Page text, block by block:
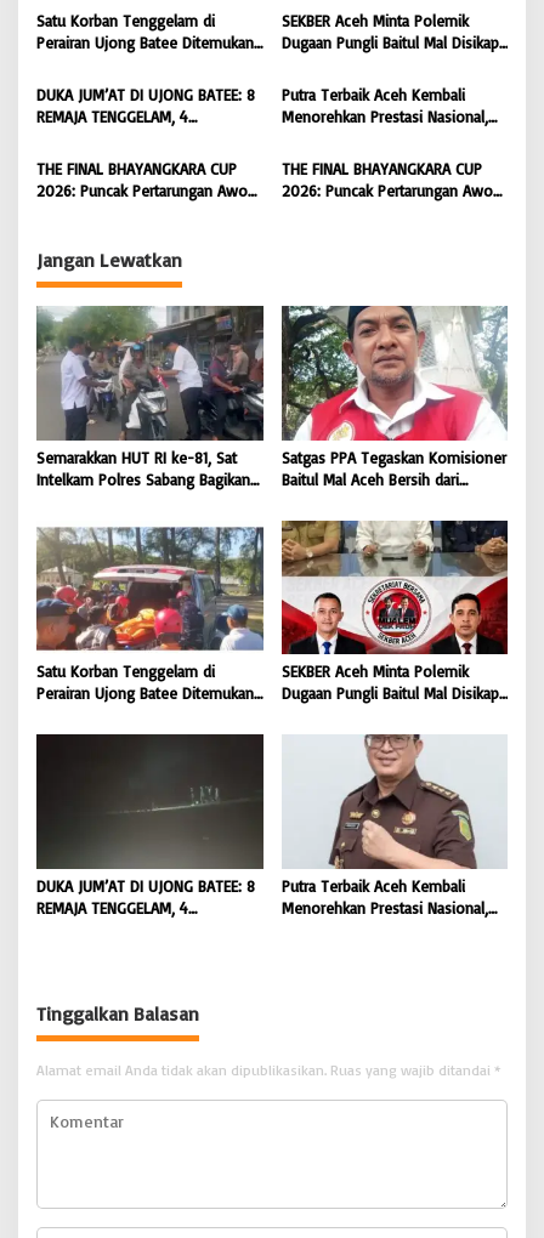
p
o
s
Masyarakat |
BONGKAR’Perkara.com
Masyarakat Diminta Hentikan
Penyebaran Hoaks | BONGKAR
‘Perkara.com
Satu Korban Tenggelam di
Perairan Ujong Batee Ditemukan,
Pencarian Satu Korban Lain |
BONGKAR ‘Perkara.com
SEKBER Aceh Minta Polemik
Dugaan Pungli Baitul Mal Disikapi
Hukum terhadap Oknum |
BONGKAR ‘Perkara.com
DUKA JUM’AT DI UJONG BATEE: 8
REMAJA TENGGELAM, 4
DICARI | BONGKAR ‘Perkara.com
Putra Terbaik Aceh Kembali
Menorehkan Prestasi Nasional,
Dipromosikan Menjadi
Koordinator JAM Pidum
THE FINAL BHAYANGKARA CUP
2026: Puncak Pertarungan Awon
Mengguncang Stadion Widya
Manggala Krida
THE FINAL BHAYANGKARA CUP
2026: Puncak Pertarungan Awon
Jangan Lewatkan
Semarakkan HUT RI ke-81, Sat
Intelkam Polres Sabang Bagikan
Masyarakat |
BONGKAR’Perkara.com
Satgas PPA Tegaskan Komisioner
Baitul Mal Aceh Bersih dari
Masyarakat Diminta Hentikan
Penyebaran Hoaks | BONGKAR
‘Perkara.com
Satu Korban Tenggelam di
Perairan Ujong Batee Ditemukan,
Pencarian Satu Korban Lain |
SEKBER Aceh Minta Polemik
Dugaan Pungli Baitul Mal Disikapi
Hukum terhadap Oknum |
BONGKAR ‘Perkara.com
DUKA JUM’AT DI UJONG BATEE: 8
REMAJA TENGGELAM, 4
Putra Terbaik Aceh Kembali
Menorehkan Prestasi Nasional,
Tinggalkan Balasan
Alamat email Anda tidak akan dipublikasikan. Ruas yang wajib ditandai *